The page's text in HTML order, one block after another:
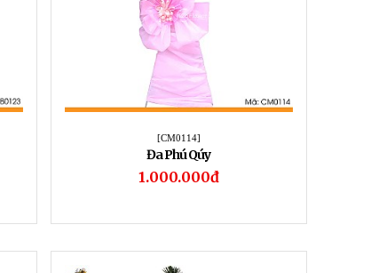
[CM0114]
Đa Phú Qúy
1.000.000đ